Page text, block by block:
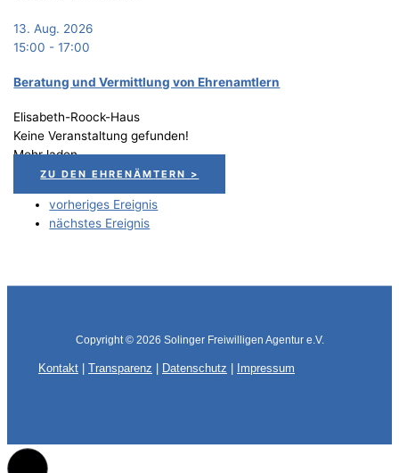
13. Aug. 2026
15:00 -17:00
Bera­tung und Ver­mitt­lung von Ehrenamtlern
Elisabeth-Roock-Haus
Keine Veranstaltung gefunden!
Mehr laden
ZU DEN EHRENÄMTERN >
vorheriges Ereignis
nächstes Ereignis
Copyright © 2026 Solinger Freiwilligen Agentur e.V.
Kontakt Transparenz Datenschutz Impressum